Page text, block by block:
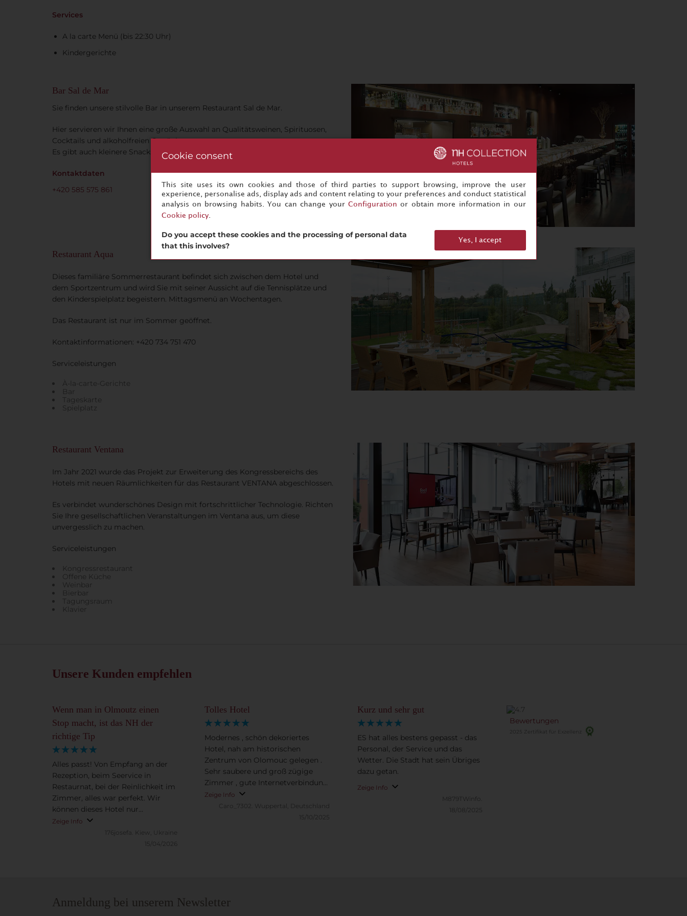
Services
A la carte Menü (bis 22:30 Uhr)
Kindergerichte
Bar Sal de Mar
Sie finden unsere stilvolle Bar in unserem Restaurant Sal de Mar.
Hier servieren wir Ihnen eine große Auswahl an Qualitätsweinen, Spirituosen,
Cocktails und alkoholfreien Getränken.
Es gibt auch kleinere Snacks.
Kontaktdaten
+420 585 575 861
Restaurant Aqua
Dieses familiäre Sommerrestaurant befindet sich zwischen dem Hotel und
dem Sportzentrum und wird Sie mit seiner Aussicht auf die Tennisplätze und
den Kinderspielplatz begeistern. Mittagsmenü an Wochentagen.
Das Restaurant ist nur im Sommer geöffnet.
Kontaktinformationen: +420 734 751 470
Serviceleistungen
À-la-carte-Gerichte
Bar
Tageskarte
Spielplatz
Restaurant Ventana
Im Jahr 2021 wurde das Projekt zur Erweiterung des Kongressbereichs des
Hotels mit neuen Räumlichkeiten für das Restaurant VENTANA abgeschlossen.
Es verbindet wunderschönes Design mit fortschrittlicher Technologie. Richten
Sie Ihre gesellschaftlichen Veranstaltungen im Ventana aus, um diese
unvergesslich zu machen.
Serviceleistungen
Kongressrestaurant
Offene Küche
Weinbar
Bierbar
Tagungsraum
Klavier
Unsere Kunden empfehlen
Wenn man in Olmoutz einen
Stop macht, ist das NH der
richtige Tip
Alles passt! Von Empfang an der
Rezeption, beim Seervice in
Restaurnat, bei der Reinlichkeit im
Zimmer, alles war perfekt. Wir
können dieses Hotel nur
weiterempfehlen. Wi rkommen
Zeige Info
176josefa.
Kiew, Ukraine
15/04/2026
Tolles Hotel
Modernes , schön dekoriertes
Hotel, nah am historischen
Zentrum von Olomouc gelegen .
Sehr saubere und groß zügige
Zimmer , gute Internetverbindung
wenn man arbeiten muss . Tolles
variantenreiches Büffet zum
Frühstück, sehr freundliches
Zeige Info
Caro_7302.
Wuppertal, Deutschland
15/10/2025
Kurz und sehr gut
ES hat alles bestens gepasst - das
Personal, der Service und das
Wetter. Die Stadt hat sein Übriges
dazu getan.
Zeige Info
M879TWinfo.
18/08/2025
Bewertungen
2025 Zertifikat für Exzellenz
Anmeldung bei unserem Newsletter
Cookie consent
This site uses its own cookies and those of third parties to support browsing, improve the user
experience, personalise ads, display ads and content relating to your preferences and conduct statistical
analysis on browsing habits. You can change your Configuration or obtain more information in our
Cookie policy.
Do you accept these cookies and the processing of personal data
that this involves?
Yes, I accept